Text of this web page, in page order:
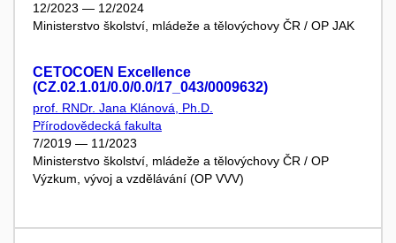
12/2023 — 12/2024
Ministerstvo školství, mládeže a tělovýchovy ČR / OP JAK
CETOCOEN Excellence
(CZ.02.1.01/0.0/0.0/17_043/0009632)
prof. RNDr. Jana Klánová, Ph.D.
Přírodovědecká fakulta
7/2019 — 11/2023
Ministerstvo školství, mládeže a tělovýchovy ČR / OP
Výzkum, vývoj a vzdělávání (OP VVV)